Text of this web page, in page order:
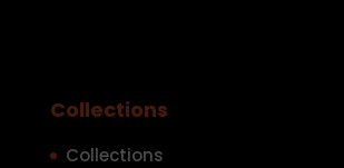
Collections
Collections